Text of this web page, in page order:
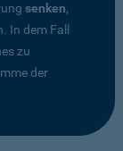
senken,
In dem Fall
zu
der